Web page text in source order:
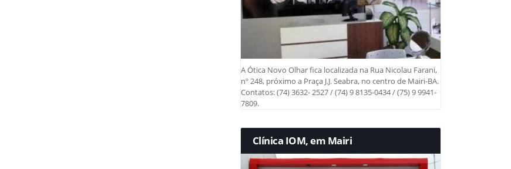
A Ótica Novo Olhar fica localizada na Rua Nicolau Farani,
nº 248, próximo a Praça J.J. Seabra, no centro de Mairi-BA.
Contatos: (74) 3632- 2527 / (74) 9 8135-0434 / (75) 9 9941-
7809.
Clínica IOM, em Mairi